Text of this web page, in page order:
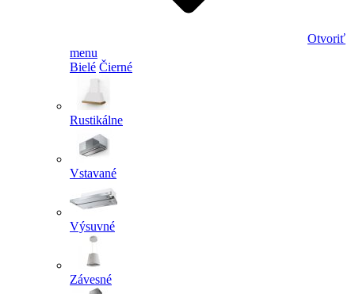
Otvoriť
menu
Bielé Čierné
Rustikálne
Vstavané
Výsuvné
Závesné